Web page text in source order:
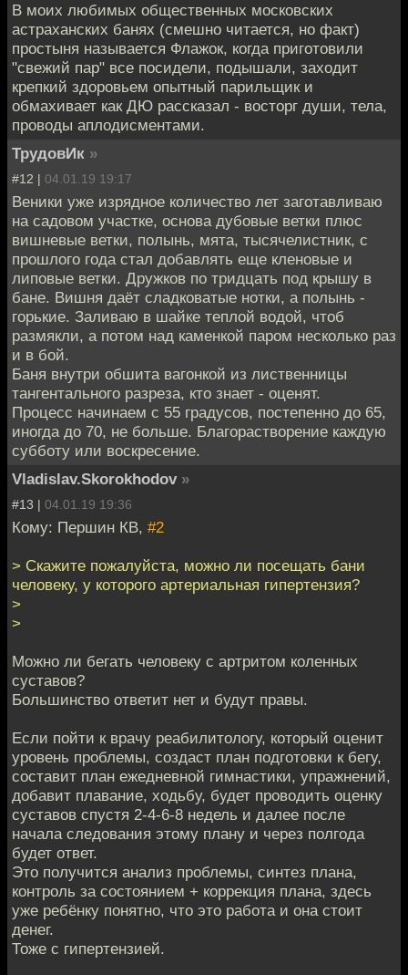
В моих любимых общественных московских
астраханских банях (смешно читается, но факт)
простыня называется Флажок, когда приготовили
"свежий пар" все посидели, подышали, заходит
крепкий здоровьем опытный парильщик и
обмахивает как ДЮ рассказал - восторг души, тела,
проводы аплодисментами.
ТрудовИк »
#12 | 04.01.19 19:17
Веники уже изрядное количество лет заготавливаю
на садовом участке, основа дубовые ветки плюс
вишневые ветки, полынь, мята, тысячелистник, с
прошлого года стал добавлять еще кленовые и
липовые ветки. Дружков по тридцать под крышу в
бане. Вишня даёт сладковатые нотки, а полынь -
горькие. Заливаю в шайке теплой водой, чтоб
размякли, а потом над каменкой паром несколько раз
и в бой.
Баня внутри обшита вагонкой из лиственницы
тангентального разреза, кто знает - оценят.
Процесс начинаем с 55 градусов, постепенно до 65,
иногда до 70, не больше. Благорастворение каждую
субботу или воскресение.
Vladislav.Skorokhodov »
#13 | 04.01.19 19:36
Кому: Першин КВ, #2
> Скажите пожалуйста, можно ли посещать бани
человеку, у которого артериальная гипертензия?
>
>
Можно ли бегать человеку с артритом коленных
суставов?
Большинство ответит нет и будут правы.
Если пойти к врачу реабилитологу, который оценит
уровень проблемы, создаст план подготовки к бегу,
составит план ежедневной гимнастики, упражнений,
добавит плавание, ходьбу, будет проводить оценку
суставов спустя 2-4-6-8 недель и далее после
начала следования этому плану и через полгода
будет ответ.
Это получится анализ проблемы, синтез плана,
контроль за состоянием + коррекция плана, здесь
уже ребёнку понятно, что это работа и она стоит
денег.
Тоже с гипертензией.